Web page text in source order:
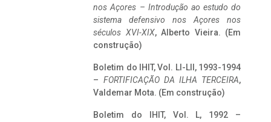
nos Açores – Introdução ao estudo do
sistema defensivo nos Açores nos
séculos XVI-XIX, Alberto Vieira. (Em
construção)
Boletim do IHIT, Vol. LI-LII, 1993-1994
– FORTIFICAÇÃO DA ILHA TERCEIRA,
Valdemar Mota. (Em construção)
Boletim do IHIT, Vol. L, 1992 –